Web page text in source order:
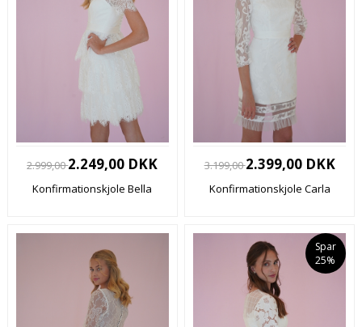
2.999,002.249,00 DKK
Konfirmationskjole Bella
3.199,002.399,00 DKK
Konfirmationskjole Carla
Spar
25%